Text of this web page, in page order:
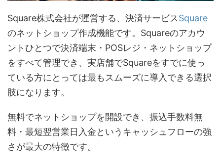
Square株式会社が運営する、決済サービスSquare
のネットショップ作成機能です。Squareのアカウ
ントひとつで決済端末・POSレジ・ネットショップ
をすべて管理でき、実店舗でSquareをすでに使っ
ている方にとっては最もスムーズに導入できる選択
肢になります。
無料でネットショップを開設でき、振込手数料無
料・最短翌営業日入金というキャッシュフローの強
さが最大の特徴です。